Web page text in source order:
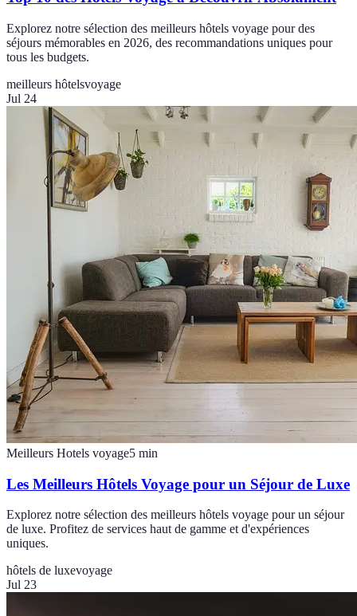
Explorez notre sélection des meilleurs hôtels voyage pour des
séjours mémorables en 2026, des recommandations uniques pour
tous les budgets.
meilleurs hôtelsvoyage
Jul 24
Meilleurs Hotels voyage5 min
Les Meilleurs Hôtels Voyage pour un Séjour de Luxe
Explorez notre sélection des meilleurs hôtels voyage pour un séjour
de luxe. Profitez de services haut de gamme et d'expériences
uniques.
hôtels de luxevoyage
Jul 23